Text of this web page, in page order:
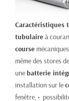
Caractéristiques
tubulaireà
course
même des stores
unebatterie
installation sur le
fenêtre, •